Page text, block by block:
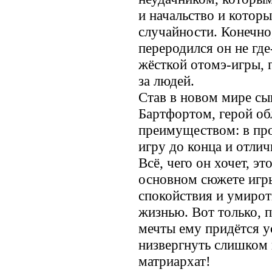
и начальство и
случайности.
переродился он не
жёсткой отомэ-игры,
за людей.
Став в новом мире
Бартфортом, герой
преимуществом: в
игру до конца и
Всё, чего он хочет,
основном сюжете
спокойствия и
жизнью. Вот только,
мечты ему придётся
низвергнуть
матриархат!